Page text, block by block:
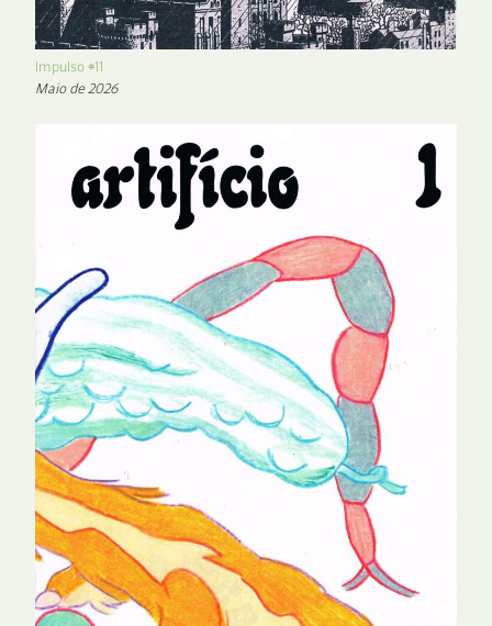
Impulso #11
Maio de 2026